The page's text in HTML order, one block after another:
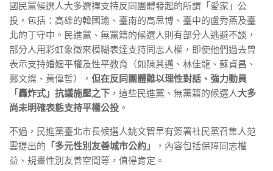
國民黨候選人大多選擇支持反同團體發起的所謂「愛家」公
投，包括：高雄的韓國瑜、臺南的高思博、臺中的盧秀燕及臺
北的丁守中。民進黨、無黨籍的候選人則有部分人逃避不談，
部分人用彩虹象徵來模糊表達支持同志人權，即使他們過去曾
表示支持婚姻平權及性平教育（如陳其邁、林佳龍、蘇貞昌、
鄭文燦、黃偉哲）， 但在反同團體難以理性對話、強力動員
「轟炸式」抗議施壓之下 ，這些民進黨、無黨籍的候選人大多
尚未明確表態支持平權公投 。
不過，民進黨臺北市長候選人姚文智早有簽署社民黨召集人范
雲提出的 「多元性別友善城市公約」
，內容包括保障同志權
益、規畫性別友善空間等，值得肯定。